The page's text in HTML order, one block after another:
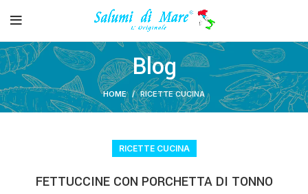
Blog
HOME RICETTE CUCINA
RICETTE CUCINA
FETTUCCINE CON PORCHETTA DI TONNO